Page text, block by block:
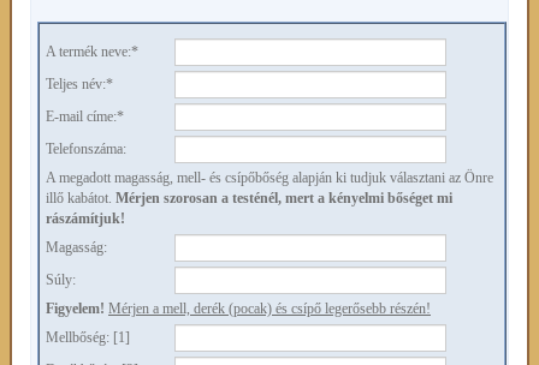
A termék neve:*
Teljes név:*
E-mail címe:*
Telefonszáma:
A megadott magasság, mell- és csípőbőség alapján ki tudjuk választani az Önre
illő kabátot. Mérjen szorosan a testénél, mert a kényelmi bőséget mi
rászámítjuk!
Magasság:
Súly:
Figyelem! Mérjen a mell, derék (pocak) és csípő legerősebb részén!
Mellbőség: [1]